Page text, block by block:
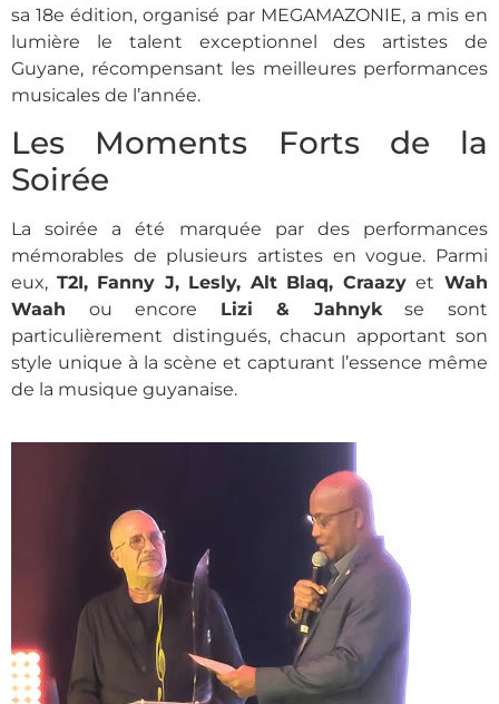
sa 18e édition, organisé par MEGAMAZONIE, a mis en
lumière le talent exceptionnel des artistes de
Guyane, récompensant les meilleures performances
musicales de l’année.
Les Moments Forts de la
Soirée
La soirée a été marquée par des performances
mémorables de plusieurs artistes en vogue. Parmi
eux, T2I, Fanny J, Lesly, Alt Blaq, Craazyet Wah
Waah ou encore Lizi & Jahnykse sont
particulièrement distingués, chacun apportant son
style unique à la scène et capturant l’essence même
de la musique guyanaise.